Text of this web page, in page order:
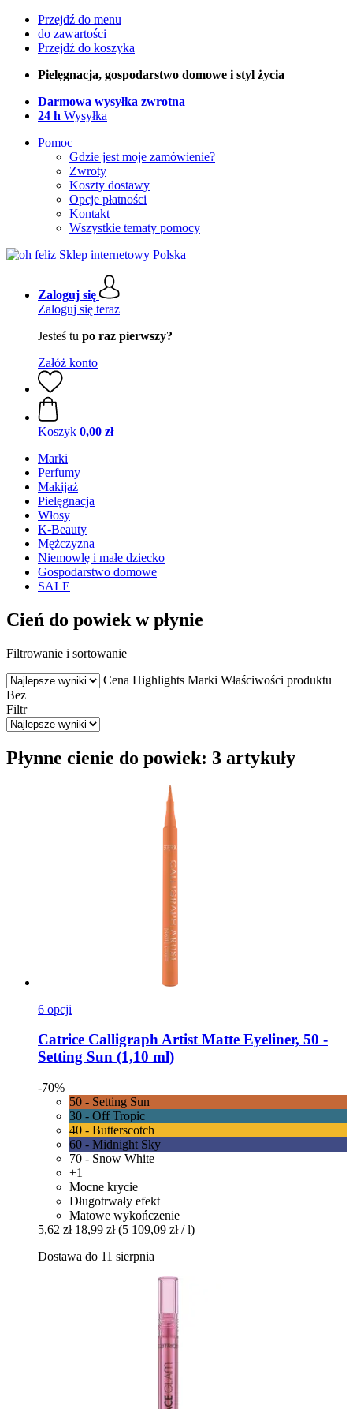
Przejdź do menu
do zawartości
Przejdź do koszyka
Pielęgnacja, gospodarstwo domowe i styl życia
Darmowa wysyłka zwrotna
24 h Wysyłka
Pomoc
Gdzie jest moje zamówienie?
Zwroty
Koszty dostawy
Opcje płatności
Kontakt
Wszystkie tematy pomocy
Zaloguj się
Zaloguj się teraz
Jesteś tu po raz pierwszy?
Załóż konto
Koszyk 0,00 zł
Marki
Perfumy
Makijaż
Pielęgnacja
Włosy
K-Beauty
Mężczyzna
Niemowlę i małe dziecko
Gospodarstwo domowe
SALE
Cień do powiek w płynie
Filtrowanie i sortowanie
Cena Highlights Marki Właściwości produktu
Bez
Filtr
Płynne cienie do powiek: 3 artykuły
6 opcji
Catrice Calligraph Artist Matte Eyeliner, 50 -​
Setting Sun (1,10 ml)
-70%
50 - Setting Sun
30 - Off Tropic
40 - Butterscotch
60 - Midnight Sky
70 - Snow White
+1
Mocne krycie
Długotrwały efekt
Matowe wykończenie
5,62 zł 18,99 zł (5 109,09 zł / l)
Dostawa do 11 sierpnia